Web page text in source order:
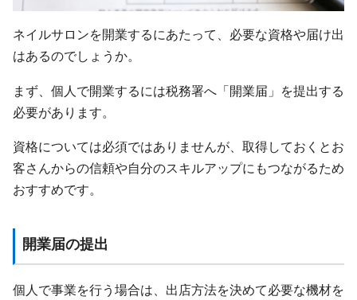
ネイルサロンを開業するにあたって、必要な資格や届け出
はあるのでしょうか。
まず、個人で開業するには税務署へ「開業届」を提出する
必要があります。
資格については必須ではありませんが、取得しておくとお
客さんからの信頼や自分のスキルアップにもつながるため
おすすめです。
開業届の提出
個人で事業を行う場合は、出店方法を決めて必要な機材を